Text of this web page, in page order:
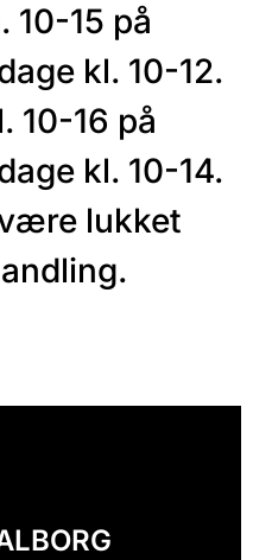
10-15 på
kl. 10-12.
10-16 på
kl. 10-14.
lukket